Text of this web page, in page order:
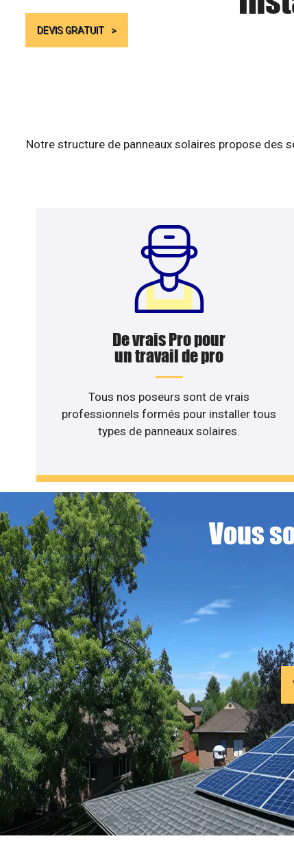
DEVIS GRATUIT
Notre structure de panneaux solaires propose des
De vrais Pro pour
un travail de pro
Tous nos poseurs sont de vrais
professionnels formés pour installer tous
types de panneaux solaires.
Vous